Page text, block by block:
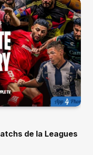
de la Leagues